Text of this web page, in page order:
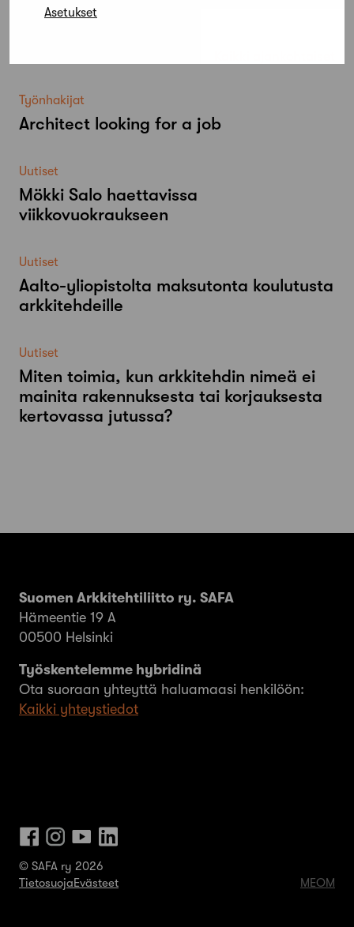
Asetukset
Työnhakijat
Architect looking for a job
Uutiset
Mökki Salo haettavissa
viikkovuokraukseen
Uutiset
Aalto-​yliopistolta maksutonta koulutusta
arkkitehdeille
Uutiset
Miten toimia, kun arkkitehdin nimeä ei
mainita rakennuksesta tai korjauksesta
kertovassa jutussa?
Suomen Arkkitehtiliitto ry. SAFA
Hämeentie 19 A
00500 Helsinki
Työskentelemme hybridinä
Ota suoraan yhteyttä haluamaasi henkilöön:
Kaikki yhteystiedot
© SAFA ry 2026
TietosuojaEvästeet MEOM